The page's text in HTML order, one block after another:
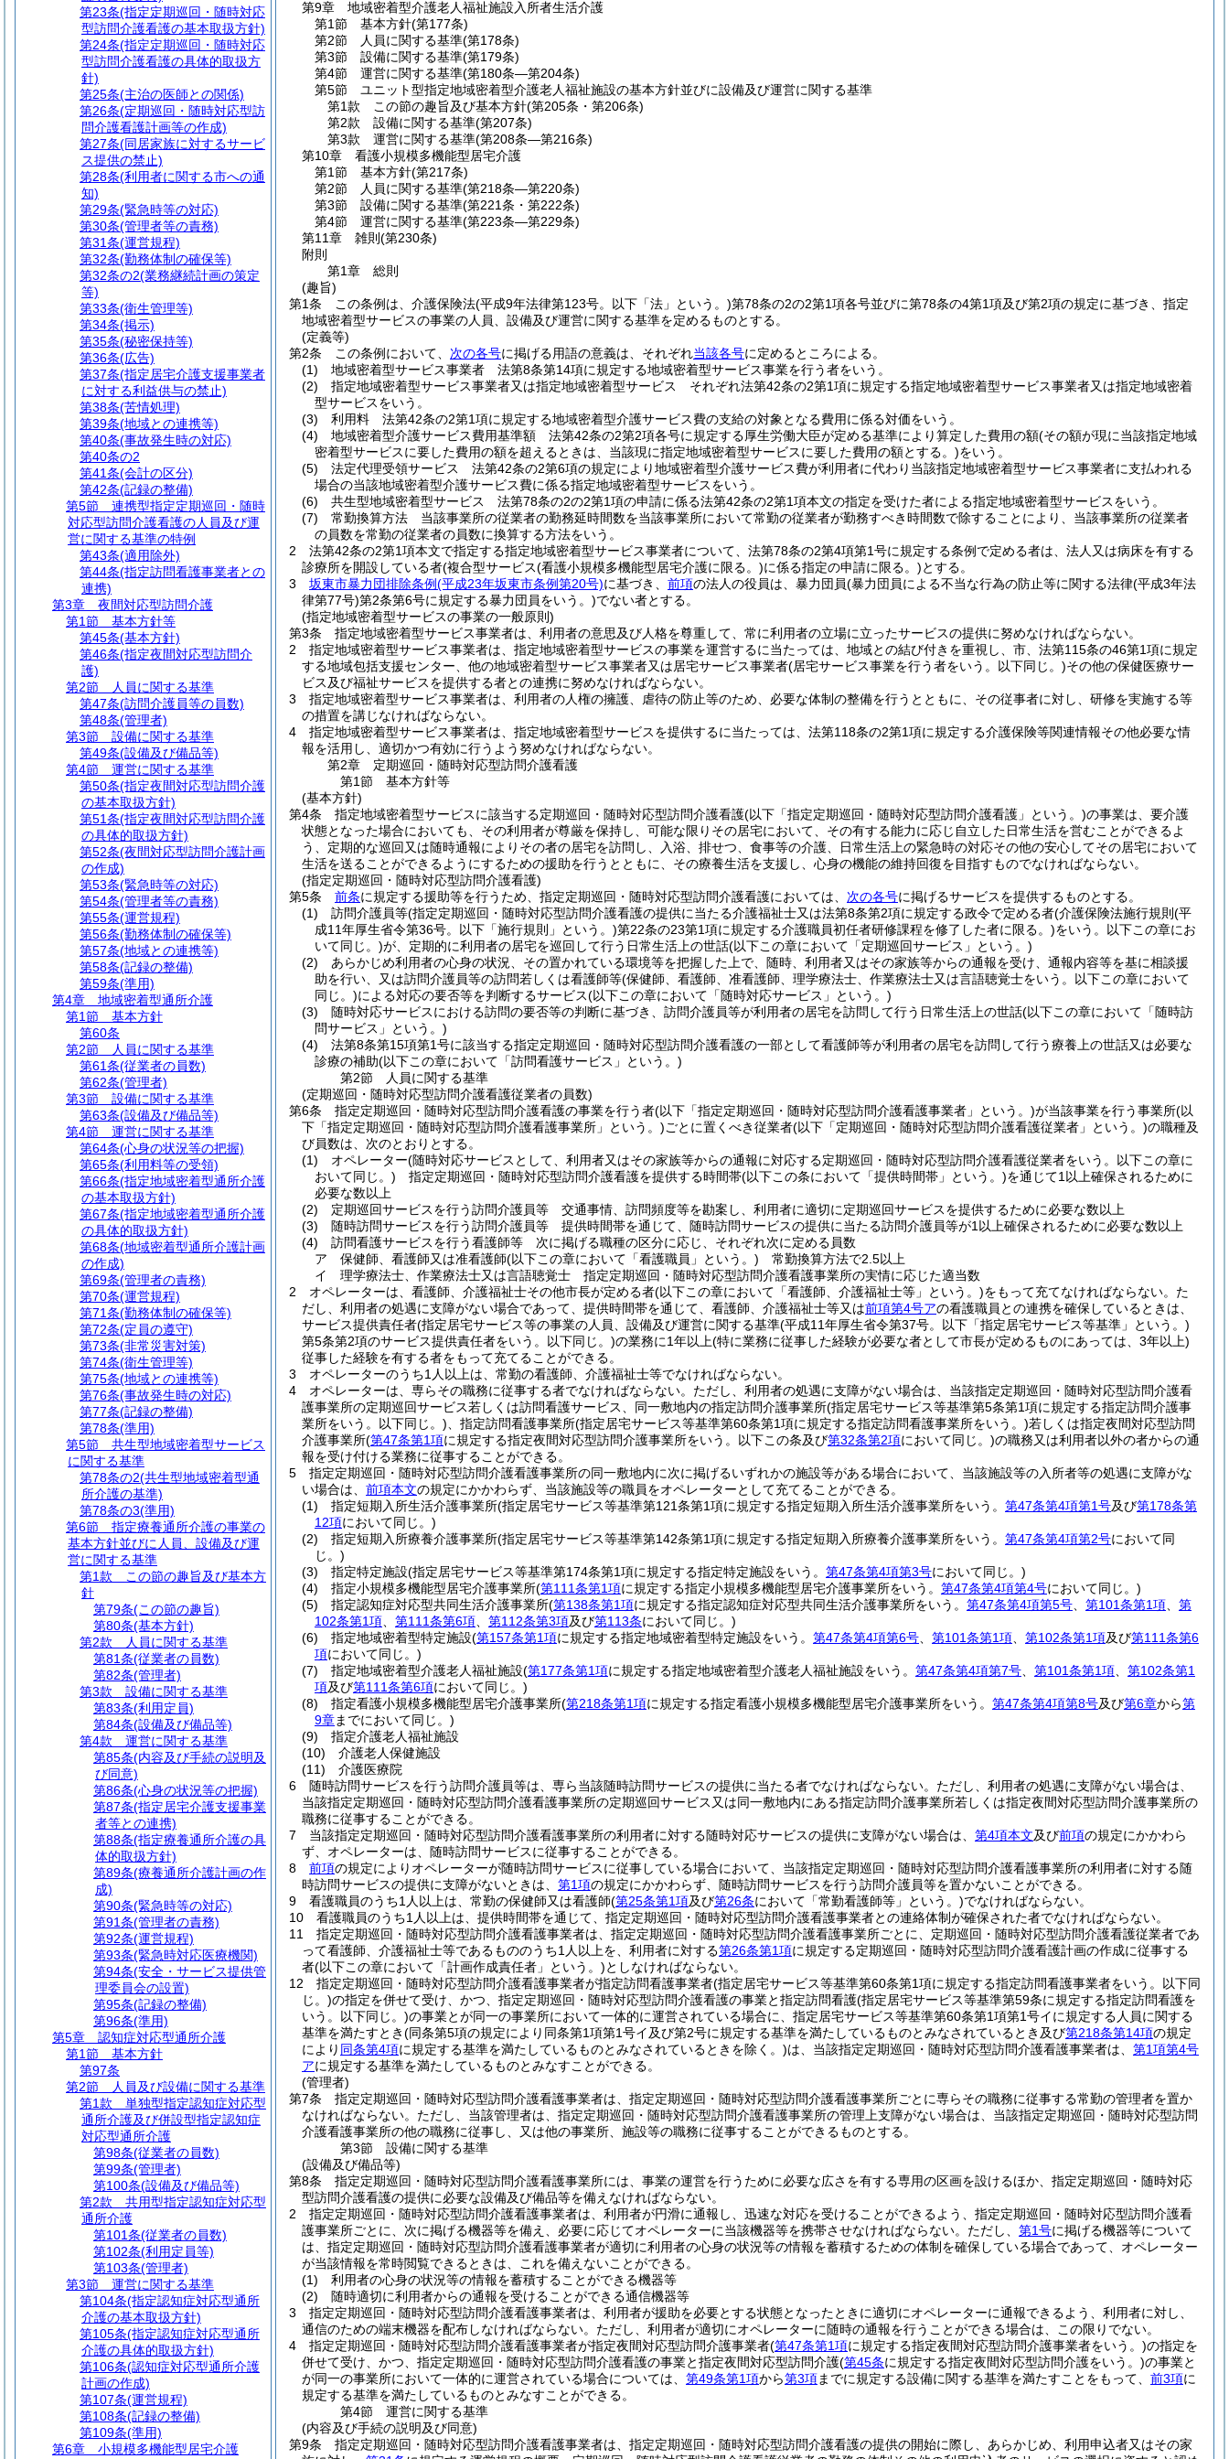
第9章
地域密着型介護老人福祉施設入所者生活介護
第1節
基本方針(第177条)
第2節
人員に関する基準(第178条)
第3節
設備に関する基準(第179条)
第4節
運営に関する基準(第180条―第204条)
第5節
ユニット型指定地域密着型介護老人福祉施設の基本方針並びに設備及び運営に関する基準
第1款
この節の趣旨及び基本方針(第205条・第206条)
第2款
設備に関する基準(第207条)
第3款
運営に関する基準(第208条―第216条)
第10章
看護小規模多機能型居宅介護
第1節
基本方針(第217条)
第2節
人員に関する基準(第218条―第220条)
第3節
設備に関する基準(第221条・第222条)
第4節
運営に関する基準(第223条―第229条)
第11章
雑則 (第230条)
附則
第1章
総則
(趣旨)
第1条
この条例は、介護保険法(平成9年法律第123号。以下「法」という。)第78条の2の2第1項各号並びに第78条の4第1項及び第2項の規定に基づき、指定
地域密着型サービスの事業の人員、設備及び運営に関する基準を定めるものとする。
(定義等)
第2条
この条例において、 次の各号に掲げる用語の意義は、それぞれ当該各号に定めるところによる。
(1)
地域密着型サービス事業者 法第8条第14項に規定する地域密着型サービス事業を行う者をいう。
(2)
指定地域密着型サービス事業者又は指定地域密着型サービス それぞれ法第42条の2第1項に規定する指定地域密着型サービス事業者又は指定地域密着
型サービスをいう。
(3)
利用料 法第42条の2第1項に規定する地域密着型介護サービス費の支給の対象となる費用に係る対価をいう。
(4)
地域密着型介護サービス費用基準額 法第42条の2第2項各号に規定する厚生労働大臣が定める基準により算定した費用の額(その額が現に当該指定地域
密着型サービスに要した費用の額を超えるときは、当該現に指定地域密着型サービスに要した費用の額とする。)をいう。
(5)
法定代理受領サービス 法第42条の2第6項の規定により地域密着型介護サービス費が利用者に代わり当該指定地域密着型サービス事業者に支払われる
場合の当該地域密着型介護サービス費に係る指定地域密着型サービスをいう。
(6)
共生型地域密着型サービス 法第78条の2の2第1項の申請に係る法第42条の2第1項本文の指定を受けた者による指定地域密着型サービスをいう。
(7)
常勤換算方法 当該事業所の従業者の勤務延時間数を当該事業所において常勤の従業者が勤務すべき時間数で除することにより、当該事業所の従業者
の員数を常勤の従業者の員数に換算する方法をいう。
2
法第42条の2第1項本文で指定する指定地域密着型サービス事業者について、法第78条の2第4項第1号に規定する条例で定める者は、法人又は病床を有する
診療所を開設している者(複合型サービス(看護小規模多機能型居宅介護に限る。)に係る指定の申請に限る。)とする。
3
坂東市暴力団排除条例(平成23年坂東市条例第20号)に基づき、 前項の法人の役員は、暴力団員(暴力団員による不当な行為の防止等に関する法律(平成3年法
律第77号)第2条第6号に規定する暴力団員をいう。)でない者とする。
(指定地域密着型サービスの事業の一般原則)
第3条
指定地域密着型サービス事業者は、利用者の意思及び人格を尊重して、常に利用者の立場に立ったサービスの提供に努めなければならない。
2
指定地域密着型サービス事業者は、指定地域密着型サービスの事業を運営するに当たっては、地域との結び付きを重視し、市、法第115条の46第1項に規定
する地域包括支援センター、他の地域密着型サービス事業者又は居宅サービス事業者(居宅サービス事業を行う者をいう。以下同じ。)その他の保健医療サー
ビス及び福祉サービスを提供する者との連携に努めなければならない。
3
指定地域密着型サービス事業者は、利用者の人権の擁護、虐待の防止等のため、必要な体制の整備を行うとともに、その従事者に対し、研修を実施する等
の措置を講じなければならない。
4
指定地域密着型サービス事業者は、指定地域密着型サービスを提供するに当たっては、法第118条の2第1項に規定する介護保険等関連情報その他必要な情
報を活用し、適切かつ有効に行うよう努めなければならない。
第2章
定期巡回・随時対応型訪問介護看護
第1節
基本方針等
(基本方針)
第4条
指定地域密着型サービスに該当する定期巡回・随時対応型訪問介護看護(以下「指定定期巡回・随時対応型訪問介護看護」という。)の事業は、要介護
状態となった場合においても、その利用者が尊厳を保持し、可能な限りその居宅において、その有する能力に応じ自立した日常生活を営むことができるよ
う、定期的な巡回又は随時通報によりその者の居宅を訪問し、入浴、排せつ、食事等の介護、日常生活上の緊急時の対応その他の安心してその居宅において
生活を送ることができるようにするための援助を行うとともに、その療養生活を支援し、心身の機能の維持回復を目指すものでなければならない。
(指定定期巡回・随時対応型訪問介護看護)
第5条
前条に規定する援助等を行うため、指定定期巡回・随時対応型訪問介護看護においては、 次の各号に掲げるサービスを提供するものとする。
(1)
訪問介護員等(指定定期巡回・随時対応型訪問介護看護の提供に当たる介護福祉士又は法第8条第2項に規定する政令で定める者(介護保険法施行規則 (平
成11年厚生省令第36号。以下「施行規則」という。)第22条の23第1項に規定する介護職員初任者研修課程を修了した者に限る。)をいう。以下この章にお
いて同じ。)が、定期的に利用者の居宅を巡回して行う日常生活上の世話(以下この章において「定期巡回サービス」という。)
(2)
あらかじめ利用者の心身の状況、その置かれている環境等を把握した上で、随時、利用者又はその家族等からの通報を受け、通報内容等を基に相談援
助を行い、又は訪問介護員等の訪問若しくは看護師等(保健師、看護師、准看護師、理学療法士、作業療法士又は言語聴覚士をいう。以下この章において
同じ。)による対応の要否等を判断するサービス(以下この章において「随時対応サービス」という。)
(3)
随時対応サービスにおける訪問の要否等の判断に基づき、訪問介護員等が利用者の居宅を訪問して行う日常生活上の世話(以下この章において「随時訪
問サービス」という。)
(4)
法第8条第15項第1号に該当する指定定期巡回・随時対応型訪問介護看護の一部として看護師等が利用者の居宅を訪問して行う療養上の世話又は必要な
診療の補助(以下この章において「訪問看護サービス」という。)
第2節
人員に関する基準
(定期巡回・随時対応型訪問介護看護従業者の員数)
第6条
指定定期巡回・随時対応型訪問介護看護の事業を行う者(以下「指定定期巡回・随時対応型訪問介護看護事業者」という。)が当該事業を行う事業所(以
下「指定定期巡回・随時対応型訪問介護看護事業所」という。)ごとに置くべき従業者(以下「定期巡回・随時対応型訪問介護看護従業者」という。)の職種及
び員数は、次のとおりとする。
(1)
オペレーター(随時対応サービスとして、利用者又はその家族等からの通報に対応する定期巡回・随時対応型訪問介護看護従業者をいう。以下この章に
おいて同じ。) 指定定期巡回・随時対応型訪問介護看護を提供する時間帯(以下この条において「提供時間帯」という。)を通じて1以上確保されるために
必要な数以上
(2)
定期巡回サービスを行う訪問介護員等 交通事情、訪問頻度等を勘案し、利用者に適切に定期巡回サービスを提供するために必要な数以上
(3)
随時訪問サービスを行う訪問介護員等 提供時間帯を通じて、随時訪問サービスの提供に当たる訪問介護員等が1以上確保されるために必要な数以上
(4)
訪問看護サービスを行う看護師等 次に掲げる職種の区分に応じ、それぞれ次に定める員数
ア
保健師、看護師又は准看護師(以下この章において「看護職員」という。) 常勤換算方法で2.5以上
イ
理学療法士、作業療法士又は言語聴覚士 指定定期巡回・随時対応型訪問介護看護事業所の実情に応じた適当数
2
オペレーターは、看護師、介護福祉士その他市長が定める者(以下この章において「看護師、介護福祉士等」という。)をもって充てなければならない。 た
だし、利用者の処遇に支障がない場合であって、提供時間帯を通じて、看護師、介護福祉士等又は前項第4号アの看護職員との連携を確保しているときは、
サービス提供責任者(指定居宅サービス等の事業の人員、設備及び運営に関する基準(平成11年厚生省令第37号。以下「指定居宅サービス等基準」という。)
第5条第2項のサービス提供責任者をいう。以下同じ。)の業務に1年以上(特に業務に従事した経験が必要な者として市長が定めるものにあっては、3年以上)
従事した経験を有する者をもって充てることができる。
3
オペレーターのうち1人以上は、常勤の看護師、介護福祉士等でなければならない。
4
オペレーターは、専らその職務に従事する者でなければならない。 ただし、利用者の処遇に支障がない場合は、当該指定定期巡回・随時対応型訪問介護看
護事業所の定期巡回サービス若しくは訪問看護サービス、同一敷地内の指定訪問介護事業所(指定居宅サービス等基準第5条第1項に規定する指定訪問介護事
業所をいう。以下同じ。) 、指定訪問看護事業所(指定居宅サービス等基準第60条第1項に規定する指定訪問看護事業所をいう。)若しくは指定夜間対応型訪問
介護事業所(第47条第1項に規定する指定夜間対応型訪問介護事業所をいう。以下この条及び第32条第2項において同じ。)の職務又は利用者以外の者からの通
報を受け付ける業務に従事することができる。
5
指定定期巡回・随時対応型訪問介護看護事業所の同一敷地内に次に掲げるいずれかの施設等がある場合において、当該施設等の入所者等の処遇に支障がな
い場合は、 前項本文の規定にかかわらず、当該施設等の職員をオペレーターとして充てることができる。
(1)
指定短期入所生活介護事業所(指定居宅サービス等基準第121条第1項に規定する指定短期入所生活介護事業所をいう。 第47条第4項第1号及び第178条第
12項において同じ。)
(2)
指定短期入所療養介護事業所(指定居宅サービス等基準第142条第1項に規定する指定短期入所療養介護事業所をいう。 第47条第4項第2号において同
じ。)
(3)
指定特定施設(指定居宅サービス等基準第174条第1項に規定する指定特定施設をいう。 第47条第4項第3号において同じ。)
(4)
指定小規模多機能型居宅介護事業所(第111条第1項に規定する指定小規模多機能型居宅介護事業所をいう。 第47条第4項第4号において同じ。)
(5)
指定認知症対応型共同生活介護事業所(第138条第1項に規定する指定認知症対応型共同生活介護事業所をいう。 第47条第4項第5号 第101条第1項
第
102条第1項
第111条第6項 第112条第3項及び第113条において同じ。)
(6)
指定地域密着型特定施設(第157条第1項に規定する指定地域密着型特定施設をいう。 第47条第4項第6号 第101条第1項 第102条第1項及び第111条第6
項において同じ。)
(7)
指定地域密着型介護老人福祉施設(第177条第1項に規定する指定地域密着型介護老人福祉施設をいう。 第47条第4項第7号 第101条第1項
第102条第1
項及び第111条第6項において同じ。)
(8)
指定看護小規模多機能型居宅介護事業所(第218条第1項に規定する指定看護小規模多機能型居宅介護事業所をいう。 第47条第4項第8号及び第6章から第
9章までにおいて同じ。)
(9)
指定介護老人福祉施設
(10)
介護老人保健施設
(11)
介護医療院
6
随時訪問サービスを行う訪問介護員等は、専ら当該随時訪問サービスの提供に当たる者でなければならない。 ただし、利用者の処遇に支障がない場合は、
当該指定定期巡回・随時対応型訪問介護看護事業所の定期巡回サービス又は同一敷地内にある指定訪問介護事業所若しくは指定夜間対応型訪問介護事業所の
職務に従事することができる。
7
当該指定定期巡回・随時対応型訪問介護看護事業所の利用者に対する随時対応サービスの提供に支障がない場合は、 第4項本文及び前項の規定にかかわら
ず、オペレーターは、随時訪問サービスに従事することができる。
8
前項の規定によりオペレーターが随時訪問サービスに従事している場合において、当該指定定期巡回・随時対応型訪問介護看護事業所の利用者に対する随
時訪問サービスの提供に支障がないときは、 第1項の規定にかかわらず、随時訪問サービスを行う訪問介護員等を置かないことができる。
9
看護職員のうち1人以上は、常勤の保健師又は看護師(第25条第1項及び第26条において「常勤看護師等」という。)でなければならない。
10
看護職員のうち1人以上は、提供時間帯を通じて、指定定期巡回・随時対応型訪問介護看護事業者との連絡体制が確保された者でなければならない。
11
指定定期巡回・随時対応型訪問介護看護事業者は、指定定期巡回・随時対応型訪問介護看護事業所ごとに、定期巡回・随時対応型訪問介護看護従業者であ
って看護師、介護福祉士等であるもののうち1人以上を、利用者に対する第26条第1項に規定する定期巡回・随時対応型訪問介護看護計画の作成に従事する
者(以下この章において「計画作成責任者」という。)としなければならない。
12
指定定期巡回・随時対応型訪問介護看護事業者が指定訪問看護事業者(指定居宅サービス等基準第60条第1項に規定する指定訪問看護事業者をいう。以下同
じ。)の指定を併せて受け、かつ、指定定期巡回・随時対応型訪問介護看護の事業と指定訪問看護(指定居宅サービス等基準第59条に規定する指定訪問看護を
いう。以下同じ。)の事業とが同一の事業所において一体的に運営されている場合に、指定居宅サービス等基準第60条第1項第1号イに規定する人員に関する
基準を満たすとき(同条第5項の規定により同条第1項第1号イ及び第2号に規定する基準を満たしているものとみなされているとき及び第218条第14項の規定
により 同条第4項に規定する基準を満たしているものとみなされているときを除く。)は、当該指定定期巡回・随時対応型訪問介護看護事業者は、 第1項第4号
アに規定する基準を満たしているものとみなすことができる。
(管理者)
第7条
指定定期巡回・随時対応型訪問介護看護事業者は、指定定期巡回・随時対応型訪問介護看護事業所ごとに専らその職務に従事する常勤の管理者を置か
なければならない。 ただし、当該管理者は、指定定期巡回・随時対応型訪問介護看護事業所の管理上支障がない場合は、当該指定定期巡回・随時対応型訪問
介護看護事業所の他の職務に従事し、又は他の事業所、施設等の職務に従事することができるものとする。
第3節
設備に関する基準
(設備及び備品等)
第8条
指定定期巡回・随時対応型訪問介護看護事業所には、事業の運営を行うために必要な広さを有する専用の区画を設けるほか、指定定期巡回・随時対応
型訪問介護看護の提供に必要な設備及び備品等を備えなければならない。
2
指定定期巡回・随時対応型訪問介護看護事業者は、利用者が円滑に通報し、迅速な対応を受けることができるよう、指定定期巡回・随時対応型訪問介護看
護事業所ごとに、次に掲げる機器等を備え、必要に応じてオペレーターに当該機器等を携帯させなければならない。 ただし、 第1号に掲げる機器等について
は、指定定期巡回・随時対応型訪問介護看護事業者が適切に利用者の心身の状況等の情報を蓄積するための体制を確保している場合であって、オペレーター
が当該情報を常時閲覧できるときは、これを備えないことができる。
(1)
利用者の心身の状況等の情報を蓄積することができる機器等
(2)
随時適切に利用者からの通報を受けることができる通信機器等
3
指定定期巡回・随時対応型訪問介護看護事業者は、利用者が援助を必要とする状態となったときに適切にオペレーターに通報できるよう、利用者に対し、
通信のための端末機器を配布しなければならない。 ただし、利用者が適切にオペレーターに随時の通報を行うことができる場合は、この限りでない。
4
指定定期巡回・随時対応型訪問介護看護事業者が指定夜間対応型訪問介護事業者(第47条第1項に規定する指定夜間対応型訪問介護事業者をいう。)の指定を
併せて受け、かつ、指定定期巡回・随時対応型訪問介護看護の事業と指定夜間対応型訪問介護(第45条に規定する指定夜間対応型訪問介護をいう。)の事業と
が同一の事業所において一体的に運営されている場合については、 第49条第1項から第3項までに規定する設備に関する基準を満たすことをもって、 前3項に
規定する基準を満たしているものとみなすことができる。
第4節
運営に関する基準
(内容及び手続の説明及び同意)
第9条
指定定期巡回・随時対応型訪問介護看護事業者は、指定定期巡回・随時対応型訪問介護看護の提供の開始に際し、あらかじめ、利用申込者又はその家
第23条(指定定期巡回・随時対応
型訪問介護看護の基本取扱方針)
第24条(指定定期巡回・随時対応
型訪問介護看護の具体的取扱方
針)
第25条(主治の医師との関係)
第26条(定期巡回・随時対応型訪
問介護看護計画等の作成)
第27条(同居家族に対するサービ
ス提供の禁止)
第28条(利用者に関する市への通
知)
第29条(緊急時等の対応)
第30条(管理者等の責務)
第31条(運営規程)
第32条(勤務体制の確保等)
第32条の2(業務継続計画の策定
等)
第33条(衛生管理等)
第34条(掲示)
第35条(秘密保持等)
第36条(広告)
第37条(指定居宅介護支援事業者
に対する利益供与の禁止)
第38条(苦情処理)
第39条(地域との連携等)
第40条(事故発生時の対応)
第40条の2
第41条(会計の区分)
第42条(記録の整備)
第5節
連携型指定定期巡回・随時
対応型訪問介護看護の人員及び運
営に関する基準の特例
第43条(適用除外)
第44条(指定訪問看護事業者との
連携)
第3章
夜間対応型訪問介護
第1節
基本方針等
第45条(基本方針)
第46条(指定夜間対応型訪問介
護)
第2節
人員に関する基準
第47条(訪問介護員等の員数)
第48条(管理者)
第3節
設備に関する基準
第49条(設備及び備品等)
第4節
運営に関する基準
第50条(指定夜間対応型訪問介護
の基本取扱方針)
第51条(指定夜間対応型訪問介護
の具体的取扱方針)
第52条(夜間対応型訪問介護計画
の作成)
第53条(緊急時等の対応)
第54条(管理者等の責務)
第55条(運営規程)
第56条(勤務体制の確保等)
第57条(地域との連携等)
第58条(記録の整備)
第59条(準用)
第4章
地域密着型通所介護
第1節
基本方針
第60条
第2節
人員に関する基準
第61条(従業者の員数)
第62条(管理者)
第3節
設備に関する基準
第63条(設備及び備品等)
第4節
運営に関する基準
第64条(心身の状況等の把握)
第65条(利用料等の受領)
第66条(指定地域密着型通所介護
の基本取扱方針)
第67条(指定地域密着型通所介護
の具体的取扱方針)
第68条(地域密着型通所介護計画
の作成)
第69条(管理者の責務)
第70条(運営規程)
第71条(勤務体制の確保等)
第72条(定員の遵守)
第73条(非常災害対策)
第74条(衛生管理等)
第75条(地域との連携等)
第76条(事故発生時の対応)
第77条(記録の整備)
第78条(準用)
第5節
共生型地域密着型サービス
に関する基準
第78条の2(共生型地域密着型通
所介護の基準)
第78条の3(準用)
第6節
指定療養通所介護の事業の
基本方針並びに人員、設備及び運
営に関する基準
第1款
この節の趣旨及び基本方
針
第79条(この節の趣旨)
第80条(基本方針)
第2款
人員に関する基準
第81条(従業者の員数)
第82条(管理者)
第3款
設備に関する基準
第83条(利用定員)
第84条(設備及び備品等)
第4款
運営に関する基準
第85条(内容及び手続の説明及
び同意)
第86条(心身の状況等の把握)
第87条(指定居宅介護支援事業
者等との連携)
第88条(指定療養通所介護の具
体的取扱方針)
第89条(療養通所介護計画の作
成)
第90条(緊急時等の対応)
第91条(管理者の責務)
第92条(運営規程)
第93条(緊急時対応医療機関)
第94条(安全・サービス提供管
理委員会の設置)
第95条(記録の整備)
第96条(準用)
第5章
認知症対応型通所介護
第1節
基本方針
第97条
第2節
人員及び設備に関する基準
第1款
単独型指定認知症対応型
通所介護及び併設型指定認知症
対応型通所介護
第98条(従業者の員数)
第99条(管理者)
第100条(設備及び備品等)
第2款
共用型指定認知症対応型
通所介護
第101条(従業者の員数)
第102条(利用定員等)
第103条(管理者)
第3節
運営に関する基準
第104条(指定認知症対応型通所
介護の基本取扱方針)
第105条(指定認知症対応型通所
介護の具体的取扱方針)
第106条(認知症対応型通所介護
計画の作成)
第107条(運営規程)
第108条(記録の整備)
第109条(準用)
第6章
小規模多機能型居宅介護